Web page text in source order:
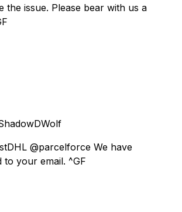
the issue. Please bear with us a
@parcelforce We have
to your email. ^GF